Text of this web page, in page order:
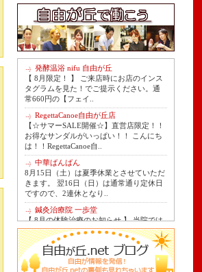
発酵温浴 nifu 自由が丘
【 8月限定！ 】 ご来店時にお店のインス
タグラムを見た！でご提示ください。通
常660円の【フェイ..
RegettaCanoe自由が丘店
【☆サマーSALE開催☆】直営店限定！！
お得なサンダルがいっぱい！！ こんにち
は！！RegettaCanoe自..
中華ばんばん
8月15日（土）は夏季休業とさせていただ
きます。 翌16日（日）は通常通り定休日
ですので、2連休となり..
鍼灸治療院 一歩堂
【 8月の体験治療のお知らせ 】 当院では
毎月第1月曜日を体験dayとし、当院の施
術をお得に体験し..
Le Monde Gourmand
今年も南アルプス @sachiblueberryfarm か